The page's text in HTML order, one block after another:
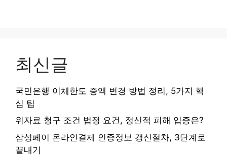
최신글
국민은행 이체한도 증액 변경 방법 정리, 5가지 핵
심 팁
위자료 청구 조건 법정 요건, 정신적 피해 입증은?
삼성페이 온라인결제 인증정보 갱신절차, 3단계로
끝내기